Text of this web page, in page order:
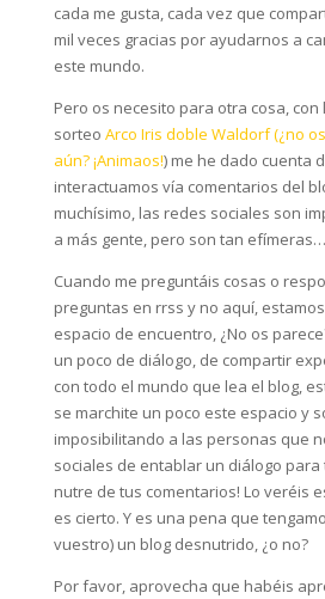
cada me gusta, cada vez que
mil veces gracias por ayudarnos a
este mundo.
Pero os necesito para otra cosa,
sorteo Arco Iris doble Waldorf (¿no
aún? ¡Animaos!) me he dado cuenta
interactuamos vía comentarios del
muchísimo, las redes sociales son
a más gente, pero son tan efímeras…
Cuando me preguntáis cosas o
preguntas en rrss y no aquí,
espacio de encuentro, ¿No os
un poco de diálogo, de compartir
con todo el mundo que lea el blog,
se marchite un poco este espacio y
imposibilitando a las personas que
sociales de entablar un diálogo para
nutre de tus comentarios! Lo veréis
es cierto. Y es una pena que
vuestro) un blog desnutrido, ¿o no?
Por favor, aprovecha que habéis